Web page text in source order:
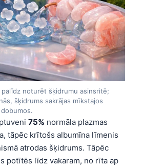
palīdz noturēt šķidrumu asinsritē;
šķidrums sakrājas mīkstajos
75% normāla plazmas
tāpēc krītošs albumīna līmenis
atrodas šķidrums. Tāpēc
potītēs līdz vakaram, no rīta ap